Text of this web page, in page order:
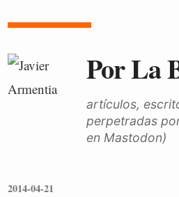
Por La
artículos,
perpetradas
en Mastodon)
2014-04-21